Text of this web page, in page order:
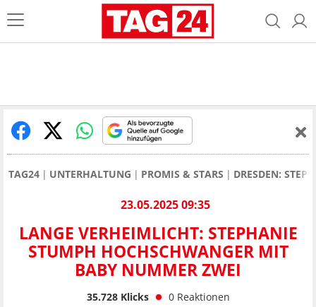
TAG24 UNTERHALTUNG PROMIS & STARS DRESDEN:
23.05.2025 09:35
LANGE VERHEIMLICHT: STEPHANIE
STUMPH HOCHSCHWANGER MIT
BABY NUMMER ZWEI
35.728Klicks 0 Reaktionen